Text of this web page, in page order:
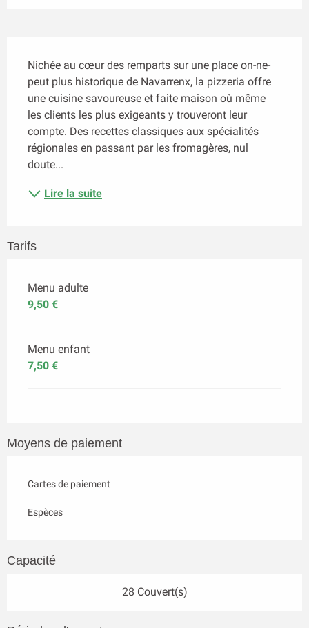
Nichée au cœur des remparts sur une place on-ne-
peut plus historique de Navarrenx, la pizzeria offre
une cuisine savoureuse et faite maison où même
les clients les plus exigeants y trouveront leur
compte. Des recettes classiques aux spécialités
régionales en passant par les fromagères, nul
doute...
Lire la suite
Tarifs
Menu adulte
9,50 €
Menu enfant
7,50 €
Moyens de paiement
Cartes de paiement
Espèces
Capacité
28 Couvert(s)